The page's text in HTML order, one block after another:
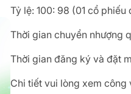
Tỷ lệ: 100: 98 (01 cổ
Thời gian chuyển nhượng
Thời gian đăng ký và đặt
Chi tiết vui lòng xem công